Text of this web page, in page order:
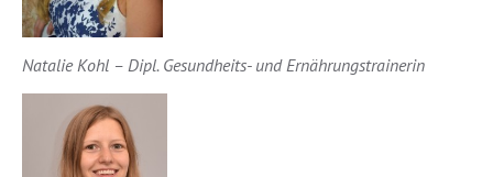
Natalie Kohl – Dipl. Gesundheits- und Ernährungstrainerin